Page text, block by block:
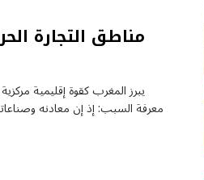
مناطق التجارة
يبرز المغرب كقوة إقليمية
معرفة السبب: إذ إن معادنه